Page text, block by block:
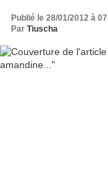
Publié le 28/01/2012 à
Par Tiuscha